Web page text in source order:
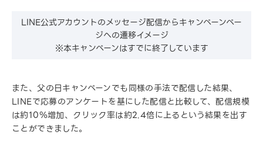
LINE公式アカウントのメッセージ配信からキャンペーンペー
ジへの遷移イメージ
※本キャンペーンはすでに終了しています
また、父の日キャンペーンでも同様の手法で配信した結果、
LINEで応募のアンケートを基にした配信と比較して、配信規模
は約10％増加、クリック率は約2.4倍に上るという結果を出す
ことができました。